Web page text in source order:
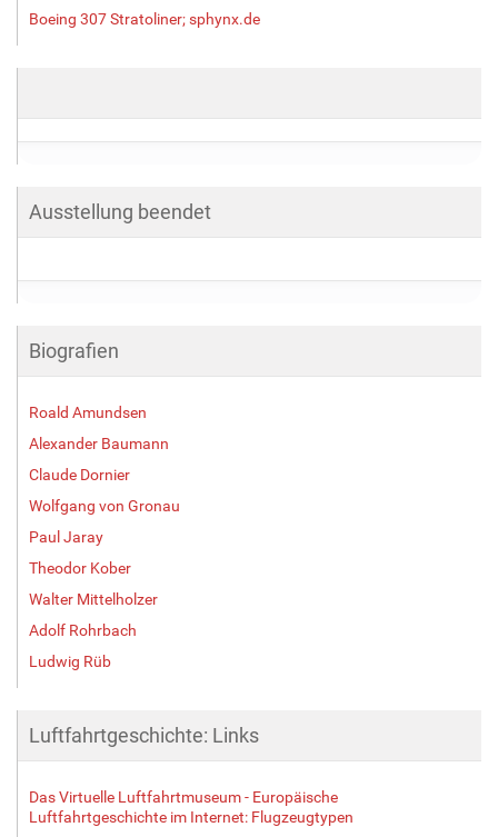
Boeing 307 Stratoliner; sphynx.de
Ausstellung beendet
Biografien
Roald Amundsen
Alexander Baumann
Claude Dornier
Wolfgang von Gronau
Paul Jaray
Theodor Kober
Walter Mittelholzer
Adolf Rohrbach
Ludwig Rüb
Luftfahrtgeschichte: Links
Das Virtuelle Luftfahrtmuseum - Europäische
Luftfahrtgeschichte im Internet: Flugzeugtypen